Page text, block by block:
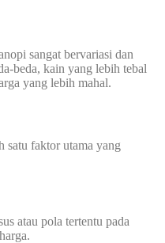
sangat bervariasi dan
beda, kain yang lebih tebal
yang lebih mahal.
satu faktor utama yang
atau pola tertentu pada